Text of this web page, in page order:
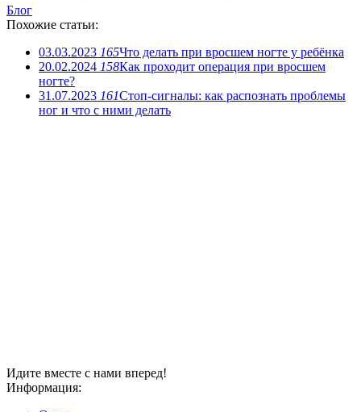
Блог
Похожие статьи:
03.03.2023 165Что делать при вросшем ногте у ребёнка
20.02.2024 158Как проходит операция при вросшем
ногте?
31.07.2023 161Стоп-сигналы: как распознать проблемы
ног и что с ними делать
Идите вместе с нами вперед!
Информация: